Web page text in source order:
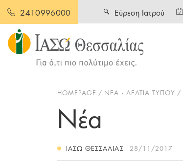
2410996000 Εύρεση Ιατρού
HOMEPAGE ΝΕΑ - ΔΕΛΤΙΑ ΤΥΠΟΥ
Νέα
ΙΑΣΩ ΘΕΣΣΑΛΊΑΣ 28/11/2017